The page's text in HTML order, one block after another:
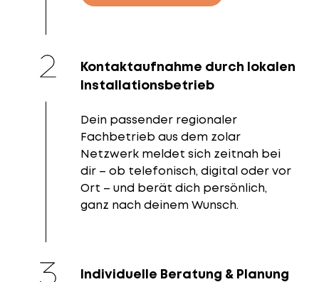
Kontaktaufnahme durch lokalen
Installationsbetrieb
Dein passender regionaler
Fachbetrieb aus dem zolar
Netzwerk meldet sich zeitnah bei
dir – ob telefonisch, digital oder vor
Ort – und berät dich persönlich,
ganz nach deinem Wunsch.
Individuelle Beratung & Planung